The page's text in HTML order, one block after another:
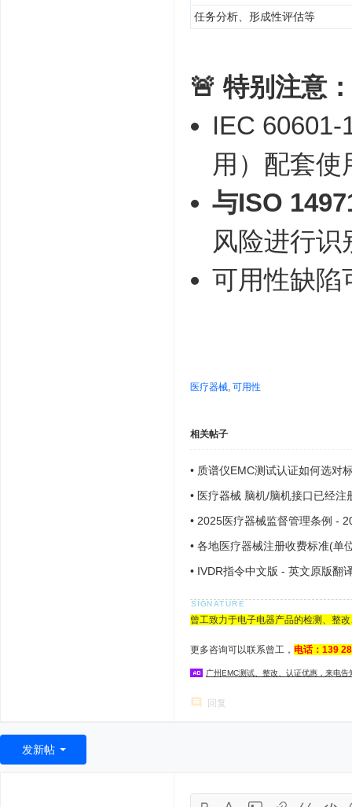
任务分析、形成性评估等
🚨 特别注意：
IEC
用）配套使
与ISO
风险进行识
可用性缺陷
医疗器械, 可用性
相关帖子
• 质谱仪EMC测试认证如何选对
• 医疗器械 脑机/脑机接口已经
• 2025医疗器械监督管理条例 -
• 各地医疗器械注册收费标准(单
• IVDR指令中文版 - 英文原版翻
曾工致力于电子电器产品的检测、整
更多咨询可以联系曾工， 电话：139
广州EMC测试、整改、认证优惠，来电
回复
发新帖